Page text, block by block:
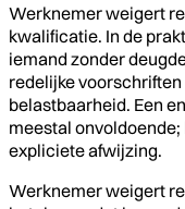
Werknemer weigert
kwalificatie. In de
iemand zonder
redelijke voorschriften
belastbaarheid. Een
meestal onvoldoende;
expliciete afwijzing.
Werknemer weigert